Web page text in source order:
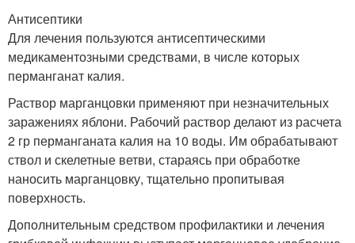
Антисептики
Для лечения пользуются антисептическими
медикаментозными средствами, в числе которых
перманганат калия.
Раствор марганцовки применяют при незначительных
заражениях яблони. Рабочий раствор делают из расчета
2 гр перманганата калия на 10 воды. Им обрабатывают
ствол и скелетные ветви, стараясь при обработке
наносить марганцовку, тщательно пропитывая
поверхность.
Дополнительным средством профилактики и лечения